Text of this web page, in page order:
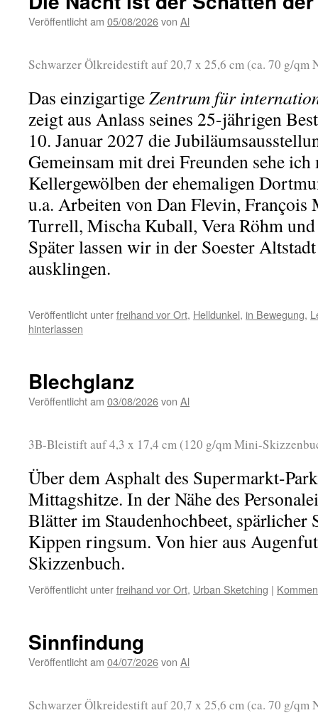
Veröffentlicht am 05/08/2026von Al
Schwarzer Ölkreidestift auf 20,7 x 25,6 cm (ca. 70 g/qm
Das einzigartigeZentrum für
zeigt aus Anlass seines 25-jährigen
10. Januar 2027 die
Gemeinsam mit drei Freunden sehe
Kellergewölben der ehemaligen
u.a. Arbeiten von Dan Flevin, François
Turrell, Mischa Kuball, Vera Röhm
Später lassen wir in der Soester
ausklingen.
Veröffentlicht unterfreihand vor Ort, Helldunkel, in Bewegung,
hinterlassen
Blechglanz
Veröffentlicht am 03/08/2026von Al
3B-Bleistift auf 4,3 x 17,4 cm (120 g/qm Mini-
Über dem Asphalt des Supermarkt-
Mittagshitze. In der Nähe des
Blätter im Staudenhochbeet, spärlicher
Kippen ringsum. Von hier aus
Skizzenbuch.
Veröffentlicht unterfreihand vor Ort, Urban Sketching |
Sinnfindung
Veröffentlicht am 04/07/2026von Al
Schwarzer Ölkreidestift auf 20,7 x 25,6 cm (ca. 70 g/qm